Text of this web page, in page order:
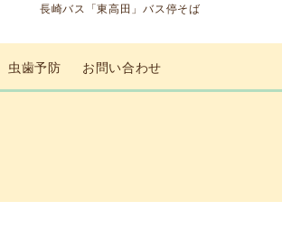
長崎バス「東高田」バス停そば
虫歯予防 お問い合わせ